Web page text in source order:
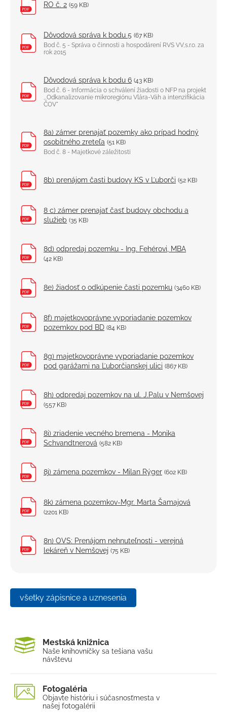
RO č. 2 (59 KB)
Dôvodová správa k bodu 5 (67 KB)
Bod č. 5 - Správa o činnosti a hospodárení RVS VV,s.r.o. za
rok 2015
Dôvodová správa k bodu 6 (43 KB)
Bod č. 6 - Informácia o schválení žiadosti o NFP na projekt
,,Odkanalizovanie mikroregiónu Vlára-Váh a intenzifikácia
ČOV"
8a) zámer prenajať pozemky ako prípad hodný
osobitného zreteľa (51 KB)
Bod č. 8 - Majetkové záležitosti
8b) prenájom časti budovy KS v Ľuborči (52 KB)
8 c) zámer prenajať časť budovy obchodu a
služieb (35 KB)
8d) odpredaj pozemku - Ing. Fehérovi, MBA
(42 KB)
8e) žiadosť o odkúpenie časti pozemku (3460 KB)
8f) majetkovoprávne vyporiadanie pozemkov
pozemkov pod BD (84 KB)
8g) majetkovoprávne vyporiadanie pozemkov
pod garážami na Ľuborčianskej ulici (867 KB)
8h) odpredaj pozemkov na ul. J.Palu v Nemšovej
(557 KB)
8i) zriadenie vecného bremena - Monika
Schvandtnerová (582 KB)
8j) zámena pozemkov - Milan Rýger (602 KB)
8k) zámena pozemkov-Mgr. Marta Šamajová
(2201 KB)
8n) OVS: Prenájom nehnuteľnosti - verejná
lekáreň v Nemšovej (75 KB)
všetky zápisnice a uznesenia
Mestská knižnica
Naše knihovníčky sa tešiana vašu
návštevu
Fotogaléria
Objavte históriu i súčasnosťmesta v
našej fotogalérii